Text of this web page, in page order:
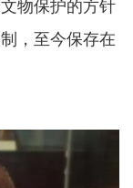
物保护的方针
，至今保存在